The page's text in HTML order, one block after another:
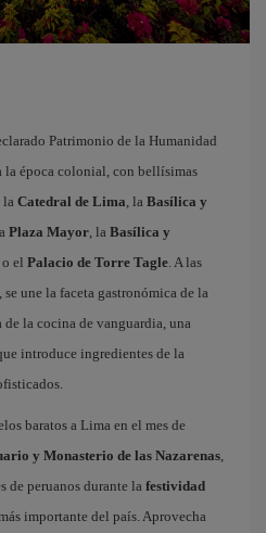
Patrimonio de la Humanidad
la época colonial, con bellísimas
la Catedral de Lima, la Basílica y
Plaza Mayor, la Basílica y
o el Palacio de Torre Tagle. A las
une la faceta gastronómica de la
la cocina de vanguardia, una
introduce ingredientes de la
baratos a Lima en el mes de
y Monasterio de las Nazarenas,
de peruanos durante la festividad
importante del país. Aprovecha